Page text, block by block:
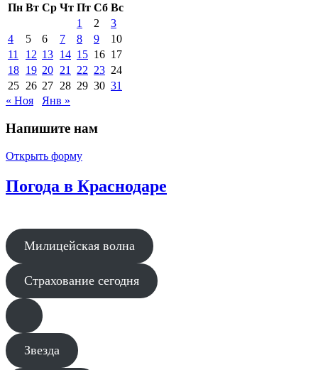
Пн Вт Ср Чт Пт Сб Вс
1
2
3
4
5 6 7 8 9
10
11
12 13 14 15 16 17
18 19 20 21 22 23 24
25 26 27 28 29 30 31
« Ноя
Янв »
Напишите нам
Открыть форму
Погода в Краснодаре
Милицейская волна
Страхование сегодня
Звезда